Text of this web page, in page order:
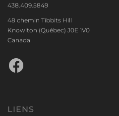
438.409.5849
48 chemin Tibbits Hill
Knowlton (Québec) J0E 1V0
Canada
Facebook
LIENS